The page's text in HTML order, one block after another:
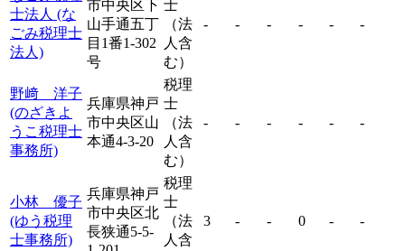
士法人 (な
ごみ税理士
法人)
市中央区下
山手通五丁
目1番1-302
号
士
（法
人含
む）
- - - - - -
野﨑 洋子
(のざきよ
うこ税理士
事務所)
兵庫県神戸
市中央区山
本通4-3-20
税理
士
（法
人含
む）
- - - - - -
小林 優子
(ゆう税理
士事務所)
兵庫県神戸
市中央区北
長狭通5-5-
税理
士
（法
人含
3 - - 0 - -